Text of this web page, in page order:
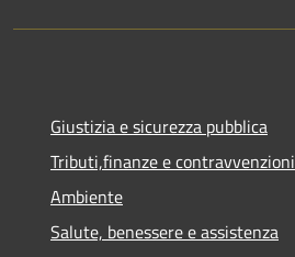
Giustizia e sicurezza pubblica
Tributi,finanze e contravvenzioni
Ambiente
Salute, benessere e assistenza